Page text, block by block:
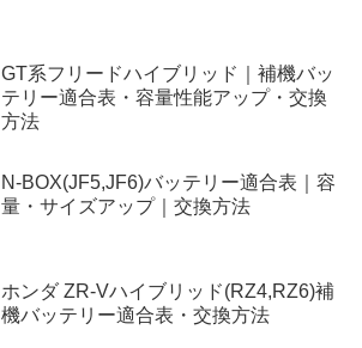
GT系フリードハイブリッド｜補機バッ
テリー適合表・容量性能アップ・交換
方法
N-BOX(JF5,JF6)バッテリー適合表｜容
量・サイズアップ｜交換方法
ホンダ ZR-Vハイブリッド(RZ4,RZ6)補
機バッテリー適合表・交換方法